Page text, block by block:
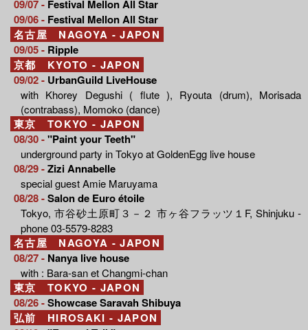
09/07 - Festival Mellon All Star
09/06 - Festival Mellon All Star
名古屋 NAGOYA - JAPON
09/05 - Ripple
京都 KYOTO - JAPON
09/02 - UrbanGuild LiveHouse
with Khorey Degushi ( flute ), Ryouta (drum), Morisada
(contrabass), Momoko (dance)
東京 TOKYO - JAPON
08/30 -"Paint your Teeth"
underground party in Tokyo at GoldenEgg live house
08/29 -Zizi Annabelle
special guest Amie Maruyama
08/28 -Salon de Euro étoile
Tokyo, 市谷砂土原町３－２ 市ヶ谷フラッツ１F, Shinjuku -
phone 03-5579-8283
名古屋 NAGOYA - JAPON
08/27 - Nanya live house
with : Bara-san et Changmi-chan
東京 TOKYO - JAPON
08/26 -Showcase Saravah Shibuya
弘前 HIROSAKI - JAPON